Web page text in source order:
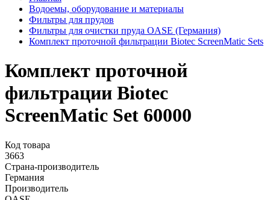
Водоемы, оборудование и материалы
Фильтры для прудов
Фильтры для очистки пруда OASE (Германия)
Комплект проточной фильтрации Biotec ScreenMatic Sets
Комплект проточной
фильтрации Biotec
ScreenMatic Set 60000
Код товара
3663
Страна-производитель
Германия
Производитель